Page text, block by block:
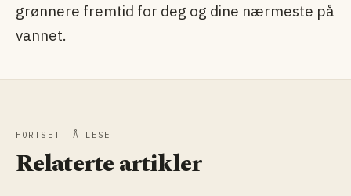
grønnere fremtid for deg og dine nærmeste på
vannet.
FORTSETT Å LESE
Relaterte artikler